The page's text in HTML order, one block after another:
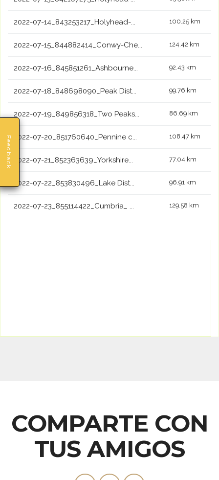
Feedback
2022-07-14_843253217_Holyhead-... 100.25 km
2022-07-15_844882414_Conwy-Che... 124.42 km
2022-07-16_845851261_Ashbourne... 92.43 km
2022-07-18_848698090_Peak Dist... 99.76 km
2022-07-19_849856318_Two Peaks... 86.69 km
2022-07-20_851760640_Pennine c... 108.47 km
2022-07-21_852363639_Yorkshire... 77.04 km
2022-07-22_853830496_Lake Dist... 96.91 km
2022-07-23_855114422_Cumbria_ ... 129.58 km
COMPARTE CON
TUS AMIGOS